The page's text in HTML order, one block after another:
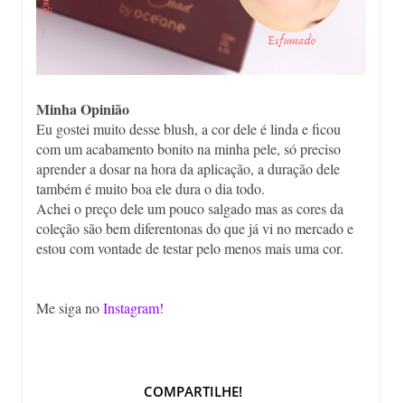
Minha Opinião
Eu gostei muito desse blush, a cor dele é linda e ficou
com um acabamento bonito na minha pele, só preciso
aprender a dosar na hora da aplicação, a duração dele
também é muito boa ele dura o dia todo.
Achei o preço dele um pouco salgado mas as cores da
coleção são bem diferentonas do que já vi no mercado e
estou com vontade de testar pelo menos mais uma cor.
Me siga noInstagram!
COMPARTILHE!